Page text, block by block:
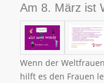
Am 8. März ist
Wenn der
hilft es den Frauen